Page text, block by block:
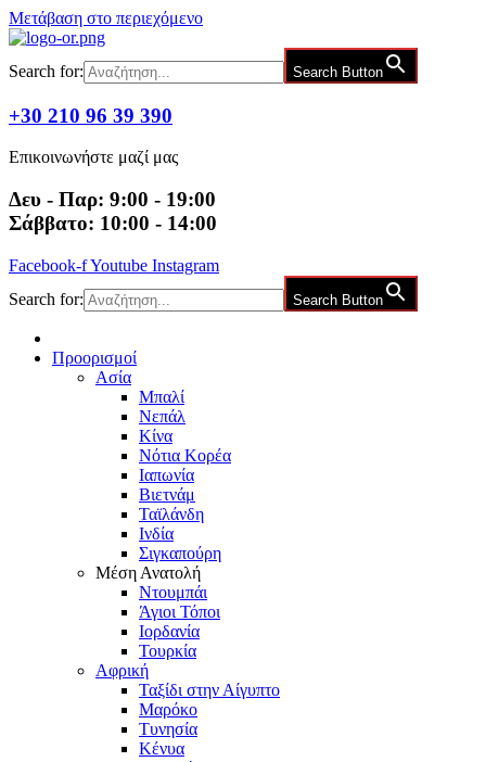
Μετάβαση στο περιεχόμενο
Search for: Search Button
+30 210 96 39 390
Επικοινωνήστε μαζί μας
Δευ - Παρ: 9:00 - 19:00
Σάββατο: 10:00 - 14:00
Facebook-fYoutube Instagram
Search for:
Search Button
Προορισμοί
Ασία
Μπαλί
Νεπάλ
Κίνα
Νότια Κορέα
Ιαπωνία
Βιετνάμ
Ταϊλάνδη
Ινδία
Σιγκαπούρη
Μέση Ανατολή
Ντουμπάι
Άγιοι Τόποι
Ιορδανία
Τουρκία
Αφρική
Ταξίδι στην Αίγυπτο
Μαρόκο
Τυνησία
Κένυα